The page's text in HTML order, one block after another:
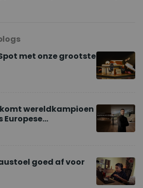
met onze grootste
wereldkampioen
Europese
goed af voor